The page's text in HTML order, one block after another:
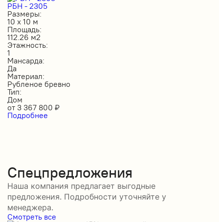
РБН - 2305
Размеры:
10 х 10 м
Площадь:
112.26 м2
Этажность:
1
Мансарда:
Да
Материал:
Рубленое бревно
Тип:
Дом
от 3 367 800 ₽
Подробнее
Спецпредложения
Наша компания предлагает выгодные
предложения. Подробности уточняйте у
менеджера.
Смотреть все